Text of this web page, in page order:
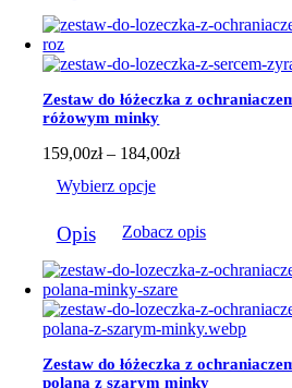
ma
wiele
wariantów.
Opcje
można
wybrać
na
stronie
Zestaw do łóżeczka z
różowym minky
159,00zł – 184,00złZakres
do
Wybierz opcje
produkt
ma
wiele
wariantów.
Opcje
można
wybrać
na
Opis Zobacz opis
Zestaw do łóżeczka z
polana z szarym minky